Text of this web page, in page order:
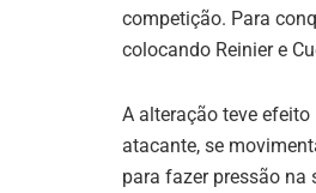
competição. Para
colocando Reinier e
A alteração teve
atacante, se
para fazer pressão na